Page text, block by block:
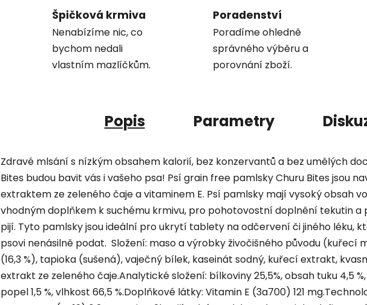
Špičková krmiva
Nenabízíme nic, co
bychom nedali
vlastním mazlíčkům.
Poradenství
Poradíme ohledně
správného výběru a
porovnání zboží.
Popis Parametry
Zdravé mlsání s nízkým obsahem kalorií, bez konzervantů a bez umělých
Bites budou bavit vás i vašeho psa! Psí grain free pamlsky Churu Bites jsou
extraktem ze zeleného čaje a vitaminem E. Psí pamlsky mají vysoký obsah
vhodným doplňkem k suchému krmivu, pro pohotovostní doplnění tekutin a
pijí. Tyto pamlsky jsou ideální pro ukrytí tablety na odčervení či jiného léku,
psovi nenásilně podat. Složení: maso a výrobky živočišného původu (kuřecí
(16,3 %), tapioka (sušená), vaječný bílek, kaseinát sodný, kuřecí extrakt,
extrakt ze zeleného čaje.Analytické složení: bílkoviny 25,5%, obsah tuku 4,5 %,
popel 1,5 %, vlhkost 66,5 %.Doplňkové látky: Vitamin E (3a700) 121